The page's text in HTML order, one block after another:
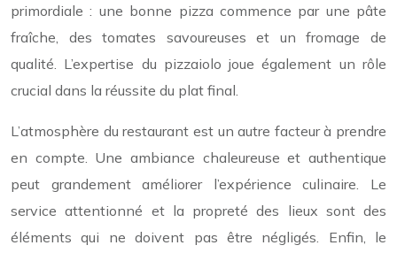
primordiale : une bonne pizza commence par une pâte
fraîche, des tomates savoureuses et un fromage de
qualité. L’expertise du pizzaiolo joue également un rôle
crucial dans la réussite du plat final.
L’atmosphère du restaurant est un autre facteur à prendre
en compte. Une ambiance chaleureuse et authentique
peut grandement améliorer l’expérience culinaire. Le
service attentionné et la propreté des lieux sont des
éléments qui ne doivent pas être négligés. Enfin, le